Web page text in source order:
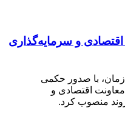
و سرمایه‌گذاری
با صدور حکمی
اقتصادی و
منصوب کرد.